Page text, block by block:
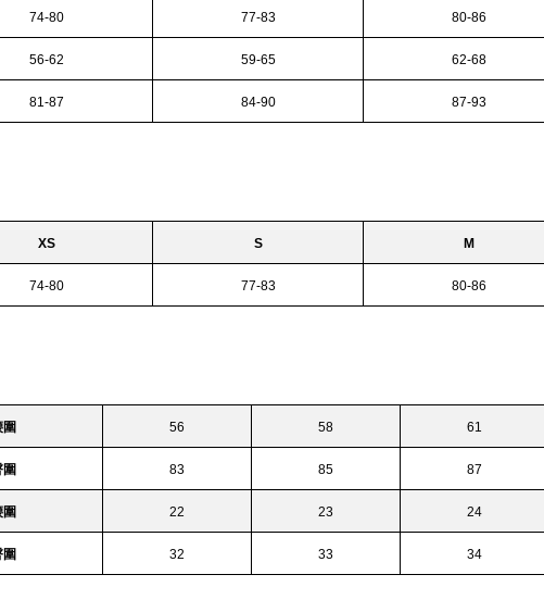
74-80 77-83 80-86
56-62 59-65 62-68
81-87 84-90 87-93
XS S M
74-80 77-83 80-86
圍 56 58 61
圍 83 85 87
圍 22 23 24
圍 32 33 34